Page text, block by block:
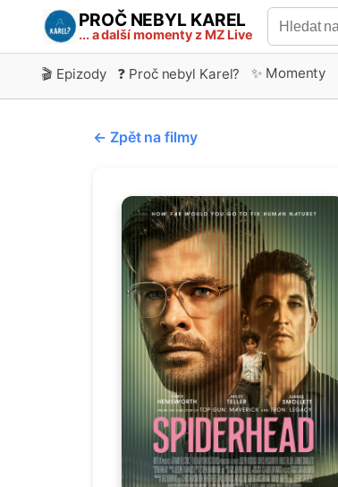
PROČ NEBYL KAREL
... a další momenty z MZ Live
🎬 Epizody ❓ Proč nebyl Karel? ✨ Momenty
← Zpět na filmy